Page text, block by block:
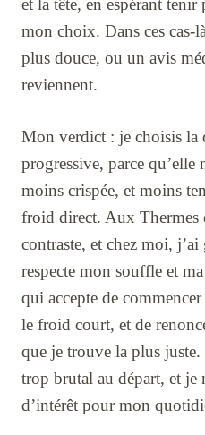
mon choix. Dans ces cas-
plus douce, ou un avis
reviennent.
Mon verdict : je choisis la
progressive, parce qu’elle
moins crispée, et moins
froid direct. Aux Thermes
contraste, et chez moi,
respecte mon souffle et
qui accepte de
le froid court, et de
que je trouve la plus
trop brutal au départ, et je
d’intérêt pour mon